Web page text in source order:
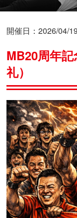
開催日：2026/04/19
MB20周年
礼）